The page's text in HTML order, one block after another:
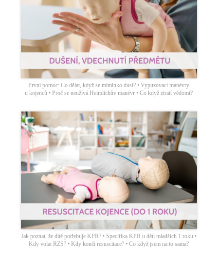
První pomoc: Co dělat, když se miminko dusí? • Vypuzovací manévry
u kojenců • Proč se neužívá Heimlichův manévr • Co když ztratí vědomí?
Jak poznat, že dítě potřebuje KPR? • Specifika KPR u dětí mladších 1 roku •
Kdy volat RZS? • Kdy končí resuscitace? • Co když jsem na to sama?